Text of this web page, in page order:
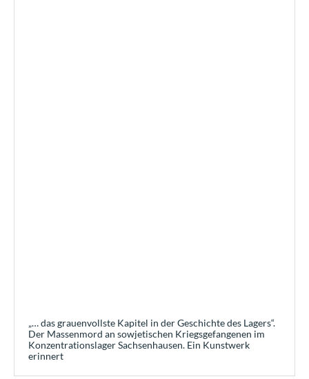
„… das grauenvollste Kapitel in der Geschichte des Lagers“.
Der Massenmord an sowjetischen Kriegsgefangenen im
Konzentrationslager Sachsenhausen. Ein Kunstwerk
erinnert